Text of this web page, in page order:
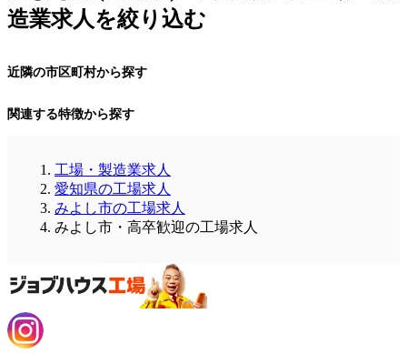
造業求人を絞り込む
近隣の市区町村から探す
関連する特徴から探す
工場・製造業求人
愛知県の工場求人
みよし市の工場求人
みよし市・高卒歓迎の工場求人